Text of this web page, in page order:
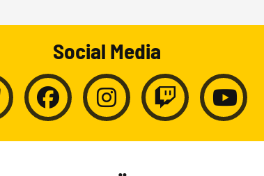
Social Media